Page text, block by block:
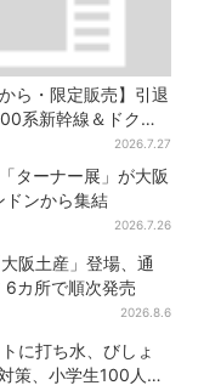
から・限定販売】引退
系新幹線＆ドクタ
ー」×人気ドーナツ店
、手土産の切り札に
2026.7.27
ターナー展」が大阪
ンから集結
2026.7.26
阪土産」登場、通
6カ所で順次発売
2026.8.6
に打ち水、びしょ
策、小学生100人が